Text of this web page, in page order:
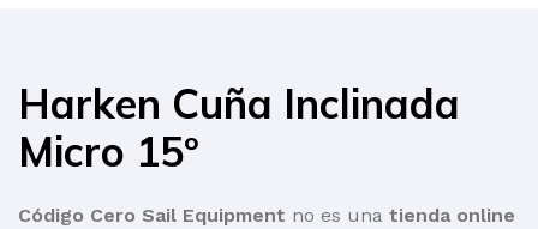
Harken Cuña Inclinada
Micro 15º
Código Cero Sail Equipment no es una tienda online